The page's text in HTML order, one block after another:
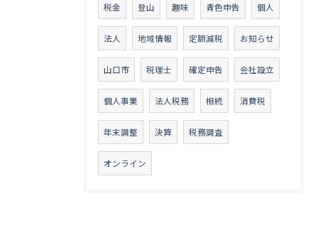
税金 登山 趣味 青色申告 個人
法人 地域情報 定額減税 お知らせ
山口市 税理士 確定申告 会社設立
個人事業 法人税務 相続 消費税
年末調整 決算 税務調査
オンライン